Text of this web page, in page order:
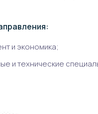
и экономика;
и технические